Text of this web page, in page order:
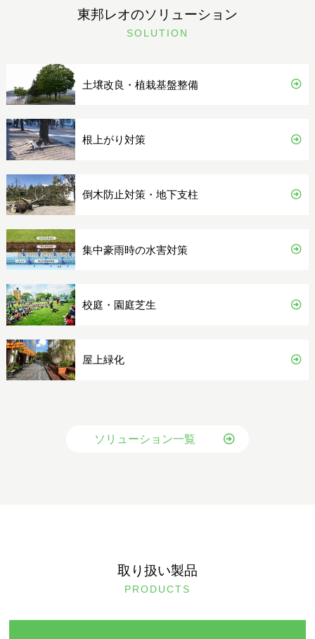
東邦レオのソリューション
SOLUTION
土壌改良・植栽基盤整備
根上がり対策
倒木防止対策・地下支柱
集中豪雨時の水害対策
校庭・園庭芝生
屋上緑化
ソリューション一覧
取り扱い製品
PRODUCTS